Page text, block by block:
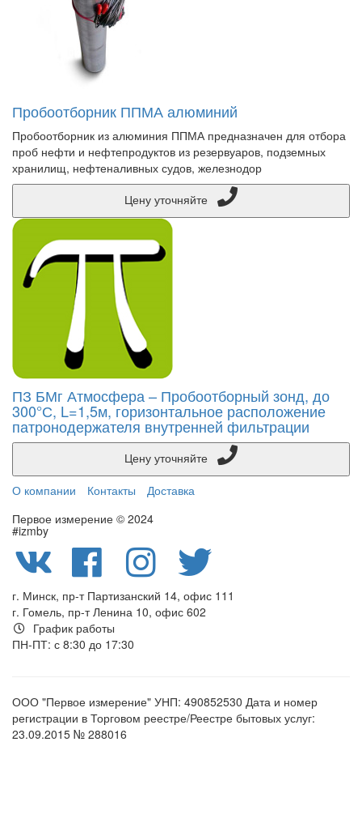
Пробоотборник ППМА алюминий
Пробоотборник из алюминия ППМА предназначен для отбора
проб нефти и нефтепродуктов из резервуаров, подземных
хранилищ, нефтеналивных судов, железнодор
ПЗ БМг Атмосфера – Пробоотборный зонд, до
300°С, L=1,5м, горизонтальное расположение
патронодержателя внутренней фильтрации
О компании
Контакты
Доставка
Первое измерение © 2024
#izmby
г. Минск, пр-т Партизанский 14, офис 111
г. Гомель, пр-т Ленина 10, офис 602
График работы
ПН-ПТ: с 8:30 до 17:30
ООО "Первое измерение" УНП: 490852530 Дата и номер
регистрации в Торговом реестре/Реестре бытовых услуг:
23.09.2015 № 288016